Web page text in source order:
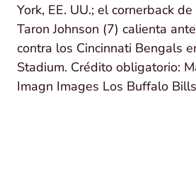
York, EE. UU.; el cornerback
Taron Johnson (7) calienta
contra los Cincinnati Bengals
Stadium. Crédito obligatorio:
Imagn Images Los Buffalo Bills